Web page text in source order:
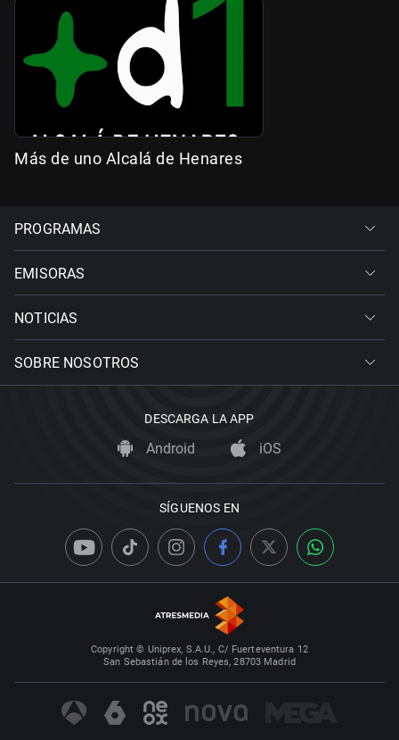
Más de uno Alcalá de Henares
PROGRAMAS
EMISORAS
NOTICIAS
SOBRE NOSOTROS
DESCARGA LA APP
Android iOS
SÍGUENOS EN
Copyright © Uniprex, S.A.U., C/ Fuerteventura 12
San Sebastián de los Reyes, 28703 Madrid